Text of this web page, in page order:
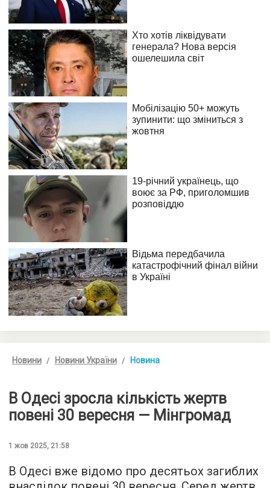
Новини Новини України Новина
В Одесі зросла кількість жертв
повені 30 вересня — Мінгромад
1 жов 2025, 21:58
В Одесі вже відомо про десятьох загиблих